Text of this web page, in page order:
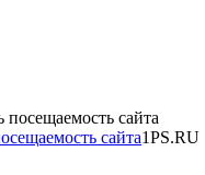
сайта1PS.RU